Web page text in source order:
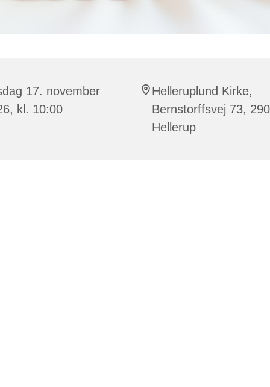
17. november
kl. 10:00
Helleruplund Kirke,
Bernstorffsvej 73,
Hellerup